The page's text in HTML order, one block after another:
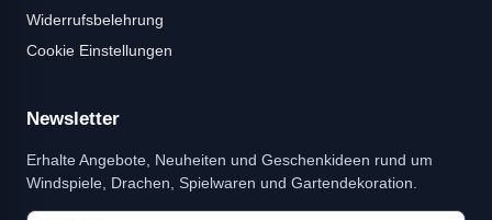
Widerrufsbelehrung
Cookie Einstellungen
Newsletter
Erhalte Angebote, Neuheiten und Geschenkideen rund um
Windspiele, Drachen, Spielwaren und Gartendekoration.